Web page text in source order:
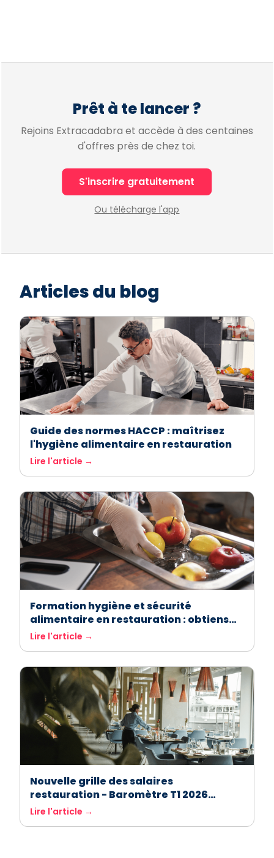
Prêt à te lancer ?
Rejoins Extracadabra et accède à des centaines
d'offres près de chez toi.
S'inscrire gratuitement
Ou télécharge l'app
Articles du blog
Guide des normes HACCP : maîtrisez
l'hygiène alimentaire en restauration
Lire l'article →
Formation hygiène et sécurité
alimentaire en restauration : obtiens
ton attestation facilement avec
Lire l'article →
Nouvelle grille des salaires
restauration - Baromètre T1 2026
Extracadabra
Lire l'article →